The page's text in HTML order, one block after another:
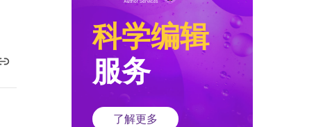
科学编辑
服务
了解更多